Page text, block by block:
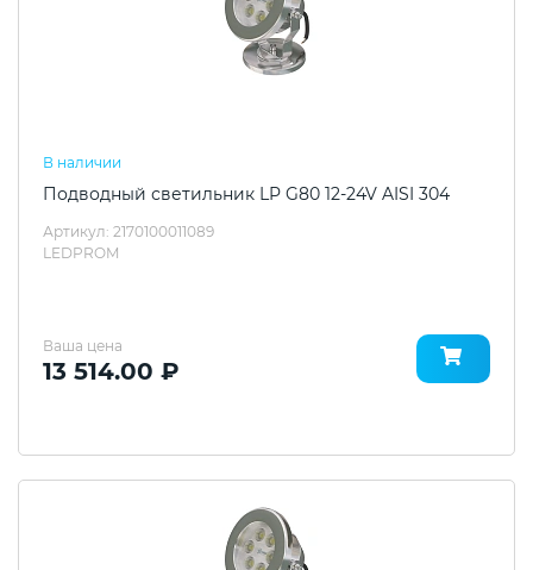
В наличии
Подводный светильник LP G80 12-24V AISI 304
Артикул: 2170100011089
LEDPROM
Ваша цена
13 514.00 ₽